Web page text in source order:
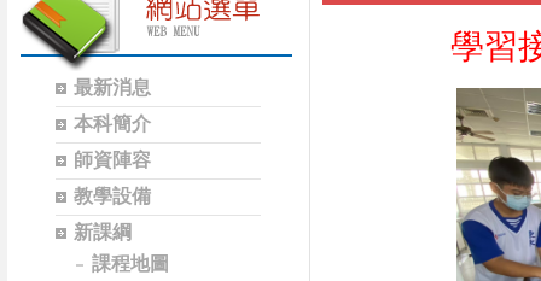
最新消息
本科簡介
師資陣容
教學設備
新課綱
課程地圖
學習